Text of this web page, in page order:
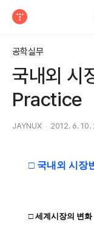
공학실무
국내외 시
Practice
JAYNUX 2012. 6. 10.
□ 국내외 시장
□ 세계시장의 변화